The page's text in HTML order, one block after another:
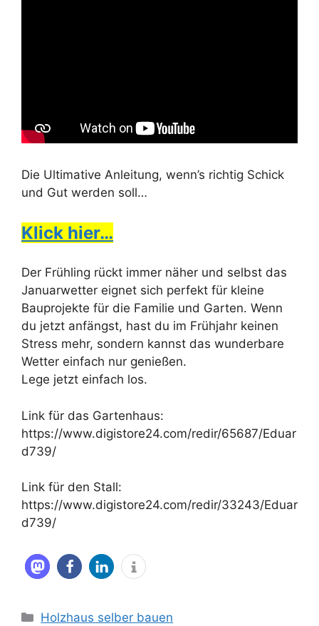
Die Ultimative Anleitung, wenn’s richtig Schick
und Gut werden soll…
Klick hier…
Der Frühling rückt immer näher und selbst das
Januarwetter eignet sich perfekt für kleine
Bauprojekte für die Familie und Garten. Wenn
du jetzt anfängst, hast du im Frühjahr keinen
Stress mehr, sondern kannst das wunderbare
Wetter einfach nur genießen.
Lege jetzt einfach los.
Link für das Gartenhaus:
https://www.digistore24.com/redir/65687/Eduar
d739/
Link für den Stall:
https://www.digistore24.com/redir/33243/Eduar
d739/
Kategorien
Holzhaus selber bauen